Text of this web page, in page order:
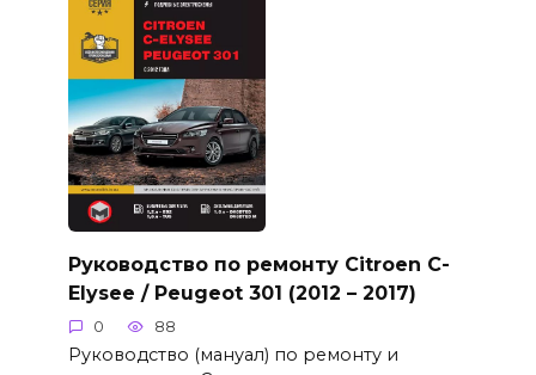
Руководство по ремонту Citroen C-
Elysee / Peugeot 301 (2012 – 2017)
0 88
Руководство (мануал) по ремонту и